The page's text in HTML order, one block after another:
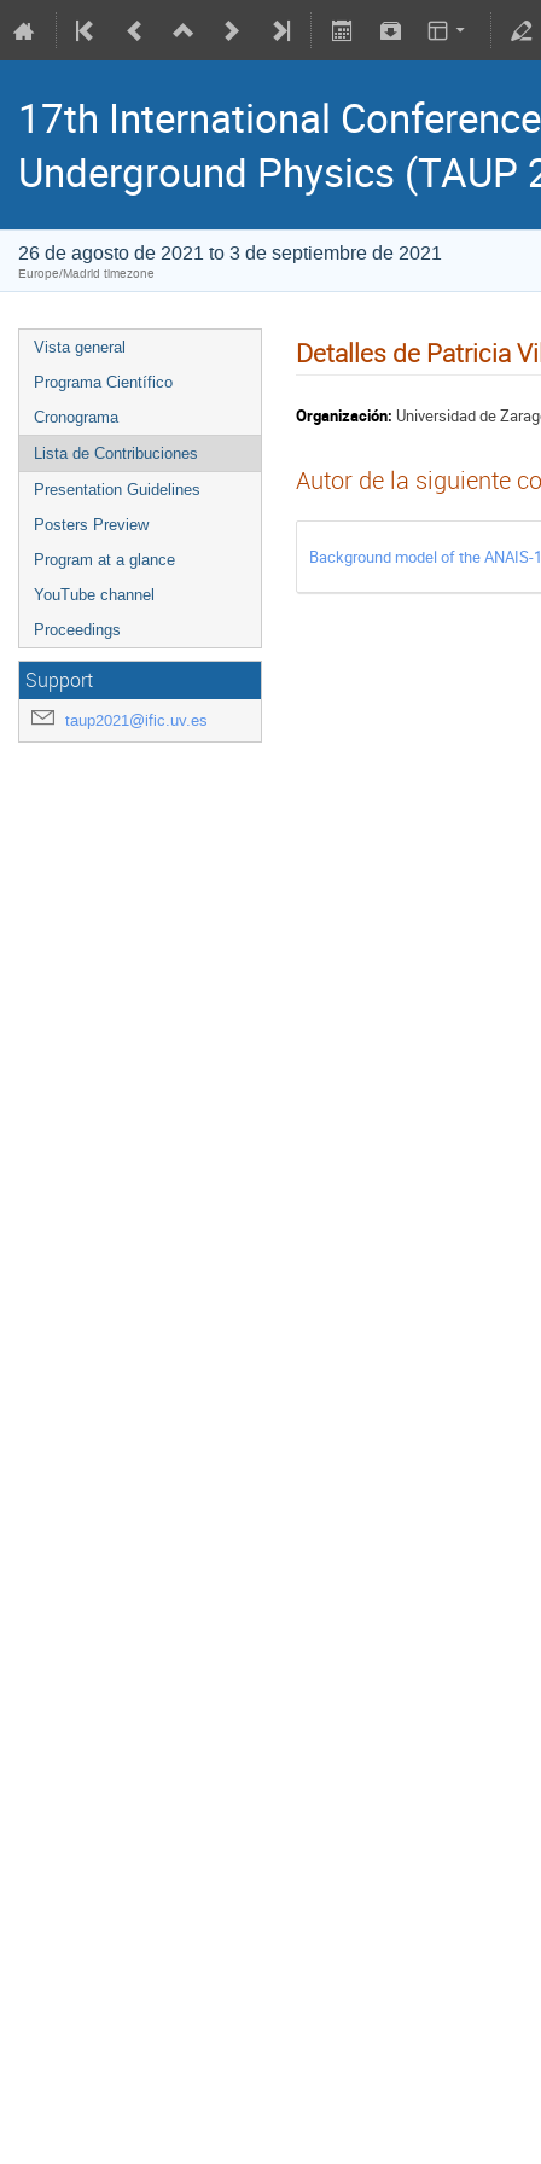
17th International
Underground Physics (TAUP
26 de agosto de 2021 to 3 de septiembre de 2021
Europe/Madrid timezone
Vista general
Programa Científico
Cronograma
Lista de Contribuciones
Presentation Guidelines
Posters Preview
Program at a glance
YouTube channel
Proceedings
Support
taup2021@ific.uv.es
Detalles de Patricia
Organización: Universidad de
Autor de la siguiente
Background model of the